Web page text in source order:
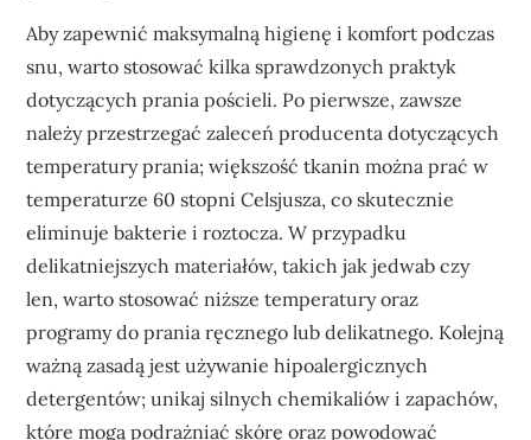
Aby zapewnić maksymalną higienę i komfort podczas
snu, warto stosować kilka sprawdzonych praktyk
dotyczących prania pościeli. Po pierwsze, zawsze
należy przestrzegać zaleceń producenta dotyczących
temperatury prania; większość tkanin można prać w
temperaturze 60 stopni Celsjusza, co skutecznie
eliminuje bakterie i roztocza. W przypadku
delikatniejszych materiałów, takich jak jedwab czy
len, warto stosować niższe temperatury oraz
programy do prania ręcznego lub delikatnego. Kolejną
ważną zasadą jest używanie hipoalergicznych
detergentów; unikaj silnych chemikaliów i zapachów,
które mogą podrażniać skórę oraz powodować